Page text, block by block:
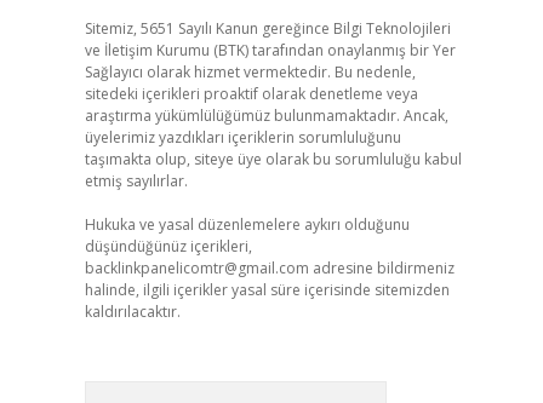
Sitemiz, 5651 Sayılı Kanun gereğince Bilgi Teknolojileri
ve İletişim Kurumu (BTK) tarafından onaylanmış bir Yer
Sağlayıcı olarak hizmet vermektedir. Bu nedenle,
sitedeki içerikleri proaktif olarak denetleme veya
araştırma yükümlülüğümüz bulunmamaktadır. Ancak,
üyelerimiz yazdıkları içeriklerin sorumluluğunu
taşımakta olup, siteye üye olarak bu sorumluluğu kabul
etmiş sayılırlar.
Hukuka ve yasal düzenlemelere aykırı olduğunu
düşündüğünüz içerikleri,
backlinkpanelicomtr@gmail.com adresine bildirmeniz
halinde, ilgili içerikler yasal süre içerisinde sitemizden
kaldırılacaktır.